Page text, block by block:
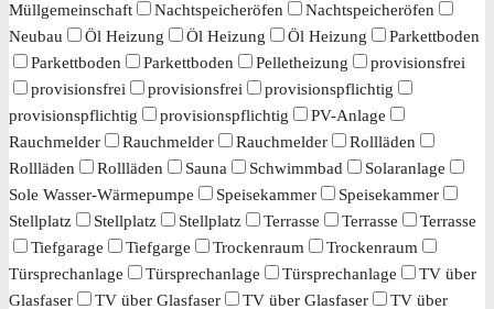
Müllgemeinschaft
Nachtspeicheröfen
Nachtspeicheröfen
Neubau
Öl Heizung Öl Heizung Öl Heizung
Parkettboden
Parkettboden
Parkettboden Pelletheizung
provisionsfrei
provisionsfrei
provisionsfrei
provisionspflichtig
provisionspflichtig
provisionspflichtig
PV-Anlage
Rauchmelder
Rauchmelder Rauchmelder
Rollläden
Rollläden
Rollläden Sauna Schwimmbad
Solaranlage
Sole Wasser-Wärmepumpe
Speisekammer
Speisekammer
Stellplatz
Stellplatz Stellplatz Terrasse Terrasse
Terrasse
Tiefgarage
Tiefgarge Trockenraum
Trockenraum
Türsprechanlage
Türsprechanlage Türsprechanlage
TV über
Glasfaser
TV über Glasfaser TV über Glasfaser
TV über